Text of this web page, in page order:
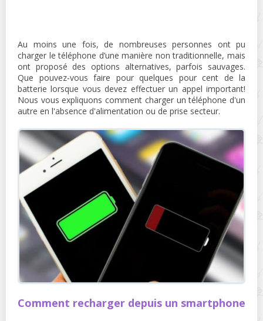
Au moins une fois, de nombreuses personnes ont pu
charger le téléphone d’une manière non traditionnelle, mais
ont proposé des options alternatives, parfois sauvages.
Que pouvez-vous faire pour quelques pour cent de la
batterie lorsque vous devez effectuer un appel important!
Nous vous expliquons comment charger un téléphone d'un
autre en l'absence d'alimentation ou de prise secteur.
Comment recharger depuis un smartphone